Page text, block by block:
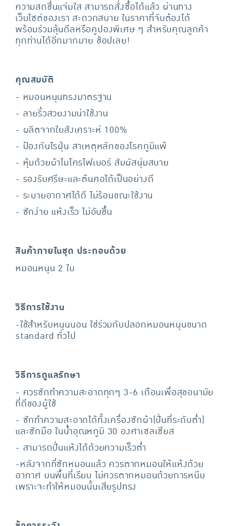
ความสดชื่นแจ่มใส สามารถสั่งซื้อได้แล้ว ผ่านทาง
เว็บไซต์ของเรา สะดวกสบาย ในราคาที่จับต้องได้
พร้อมร่วมลุ้นดีลหรือคูปองพิเศษ ๆ สำหรับคุณลูกค้า
ทุกท่านได้อีกมากมาย ช้อปเลย!
คุณสมบัติ
- หมอนหนุนทรงมาตรฐาน
- ลายริ้วสวยงามน่าใช้งาน
- ผลิตจากใยสังเคราะห์ 100%
- ป้องกันไรฝุ่น สาเหตุหลักของโรคภูมิแพ้
- หุ้มด้วยผ้าไมโครไฟเบอร์ สัมผัสนุ่มสบาย
- รองรับศรีษะและต้นคอได้เป็นอย่างดี
- ระบายอากาศได้ดี ไม่ร้อนขณะใช้งาน
- ซักง่าย แห้งเร็ว ไม่อับชื้น
สินค้าภายในชุด ประกอบด้วย
หมอนหนุน 2 ใบ
วิธีการใช้งาน
-ใช้สำหรับหนุนนอน ใช่ร่วมกับปลอกหมอนหนุนขนาด
standard ทั่วไป
วิธีการดูแลรักษา
- ควรซักทำความสะอาดทุกๆ 3-6 เดือนเพื่อสุขอนามัย
ที่ดีของผู้ใช้
- ซักทำความสะอาดได้ทั้งเครื่องซักผ้า(ปั่นที่ระดับต่ำ)
และซักมือ ในน้ำอุณหภูมิ 30 องศาเซลเซียส
- สามารถปั่นแห้งได้ด้วยความเร็วต่ำ
-หลังจากที่ซักหมอนแล้ว ควรตากหมอนให้แห้งด้วย
อากาศ บนพื้นที่เรียบ ไม่ควรตากหมอนด้วยการหนีบ
เพราะจะทำให้หมอนนั้นเสียรูปทรง